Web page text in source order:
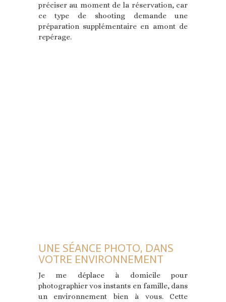
préciser au moment de la réservation, car
ce type de shooting demande une
préparation supplémentaire en amont de
repérage.
UNE SÉANCE PHOTO, DANS
VOTRE ENVIRONNEMENT
Je me déplace à domicile pour
photographier vos instants en famille, dans
un environnement bien à vous. Cette